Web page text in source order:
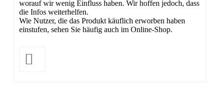
worauf wir wenig Einfluss haben. Wir hoffen jedoch, dass
die Infos weiterhelfen.
Wie Nutzer, die das Produkt käuflich erworben haben
einstufen, sehen Sie häufig auch im Online-Shop.